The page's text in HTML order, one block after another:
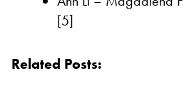
[5]
Related Posts: